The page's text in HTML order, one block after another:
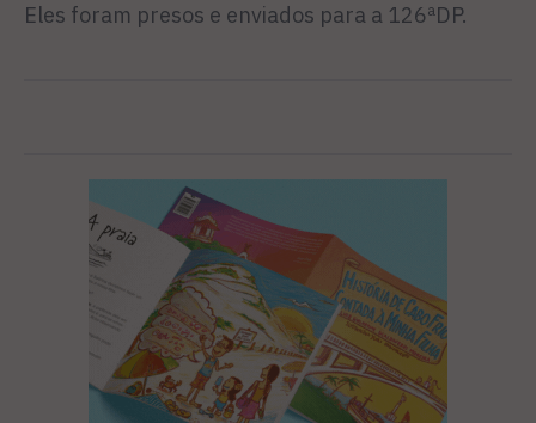
Eles foram presos e enviados para a 126ªDP.